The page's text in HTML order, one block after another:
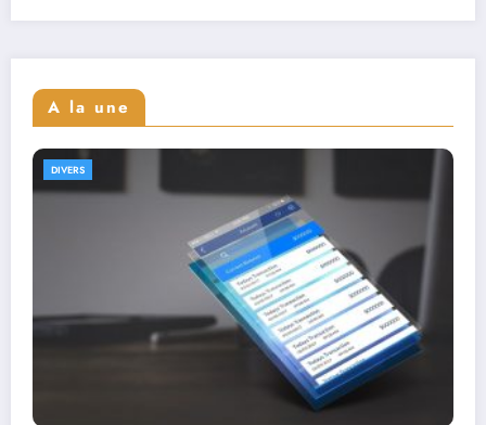
A la une
DIVERS
Interviews de full stack designers : aperçu de
leur parcours et expertise